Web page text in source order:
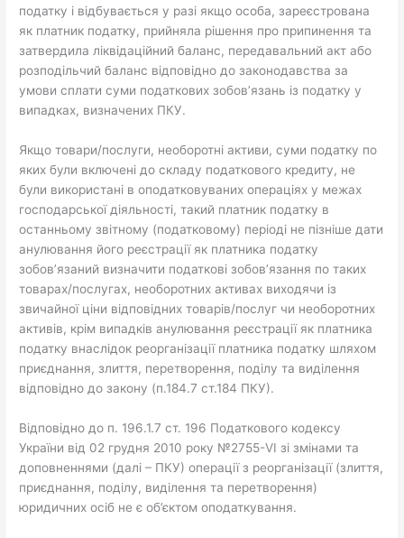
податку і відбувається у разі якщо особа, зареєстрована
як платник податку, прийняла рішення про припинення та
затвердила ліквідаційний баланс, передавальний акт або
розподільчий баланс відповідно до законодавства за
умови сплати суми податкових зобов’язань із податку у
випадках, визначених ПКУ.
Якщо товари/послуги, необоротні активи, суми податку по
яких були включені до складу податкового кредиту, не
були використані в оподатковуваних операціях у межах
господарської діяльності, такий платник податку в
останньому звітному (податковому) періоді не пізніше дати
анулювання його реєстрації як платника податку
зобов’язаний визначити податкові зобов’язання по таких
товарах/послугах, необоротних активах виходячи із
звичайної ціни відповідних товарів/послуг чи необоротних
активів, крім випадків анулювання реєстрації як платника
податку внаслідок реорганізації платника податку шляхом
приєднання, злиття, перетворення, поділу та виділення
відповідно до закону (п.184.7 ст.184 ПКУ).
Відповідно до п. 196.1.7 ст. 196 Податкового кодексу
України від 02 грудня 2010 року №2755-VI зі змінами та
доповненнями (далі – ПКУ) операції з реорганізації (злиття,
приєднання, поділу, виділення та перетворення)
юридичних осіб не є об’єктом оподаткування.